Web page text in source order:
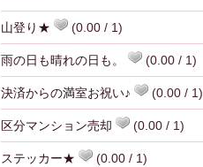
山登り★ (0.00 / 1)
雨の日も晴れの日も。 (0.00 / 1)
決済からの満室お祝い♪ (0.00 / 1)
区分マンション売却 (0.00 / 1)
ステッカー★ (0.00 / 1)